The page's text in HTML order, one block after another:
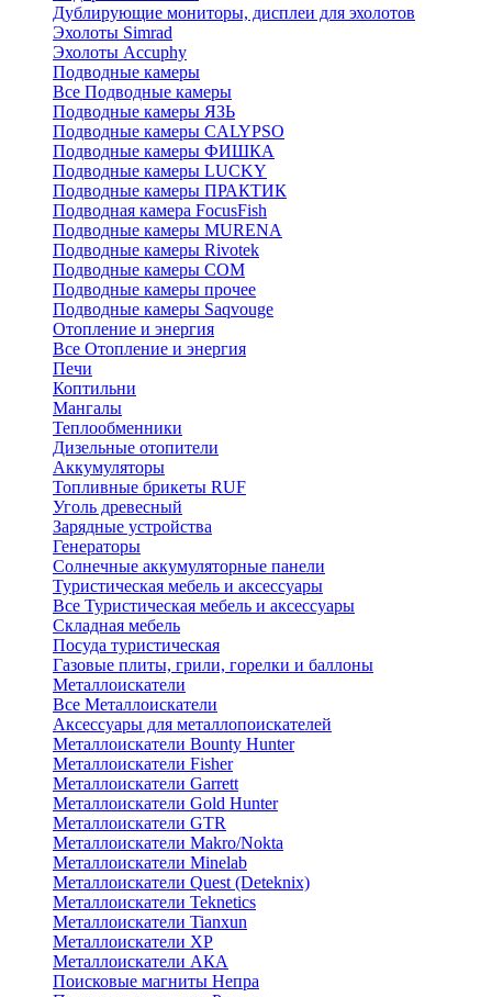
Дублирующие мониторы, дисплеи для эхолотов
Эхолоты Simrad
Эхолоты Accuphy
Подводные камеры
Все Подводные камеры
Подводные камеры ЯЗЬ
Подводные камеры CALYPSO
Подводные камеры ФИШКА
Подводные камеры LUCKY
Подводные камеры ПРАКТИК
Подводная камера FocusFish
Подводные камеры MURENA
Подводные камеры Rivotek
Подводные камеры СОМ
Подводные камеры прочее
Подводные камеры Saqvouge
Отопление и энергия
Все Отопление и энергия
Печи
Коптильни
Мангалы
Теплообменники
Дизельные отопители
Аккумуляторы
Топливные брикеты RUF
Уголь древесный
Зарядные устройства
Генераторы
Солнечные аккумуляторные панели
Туристическая мебель и аксессуары
Все Туристическая мебель и аксессуары
Складная мебель
Посуда туристическая
Газовые плиты, грили, горелки и баллоны
Металлоискатели
Все Металлоискатели
Аксессуары для металлопоискателей
Металлоискатели Bounty Hunter
Металлоискатели Fisher
Металлоискатели Garrett
Металлоискатели Gold Hunter
Металлоискатели GTR
Металлоискатели Makro/Nokta
Металлоискатели Minelab
Металлоискатели Quest (Deteknix)
Металлоискатели Teknetics
Металлоискатели Tianxun
Металлоискатели XP
Металлоискатели АКА
Поисковые магниты Непра